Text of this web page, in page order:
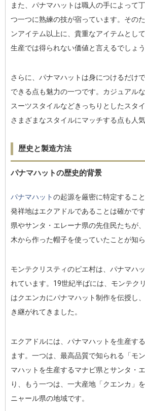
また、パナマハットは職人の手によって
つ一つに熟練の技が宿っています。その
ンアイテム以上に、貴重なアイテムとし
生産では得られない価値と言えるでしょう
さらに、パナマハットは身につけるだけ
できる点も魅力の一つです。カジュアル
スーツスタイルなどきっちりとしたスタ
さまざまなスタイルにマッチする点も人気
歴史と製造方法
パナマハットの歴史的背景
パナマハットの起源を厳密に特定するこ
発祥地はエクアドルであることは確かで
県やサンタ・エレーナ県の先住民たちが
木から作った帽子を使っていたことが知ら
モンテクリスティのピエ村は、パナマハ
れています。19世紀半ばには、モンテク
はクエンカにパナマハット制作を伝授し
き継がれてきました。
エクアドルには、パナマハットを生産す
ます。一つは、最高品質で知られる「モ
マハットを生産するマナビ県とサンタ・
り、もう一つは、一大産地「クエンカ」
ニャール県の地域です。